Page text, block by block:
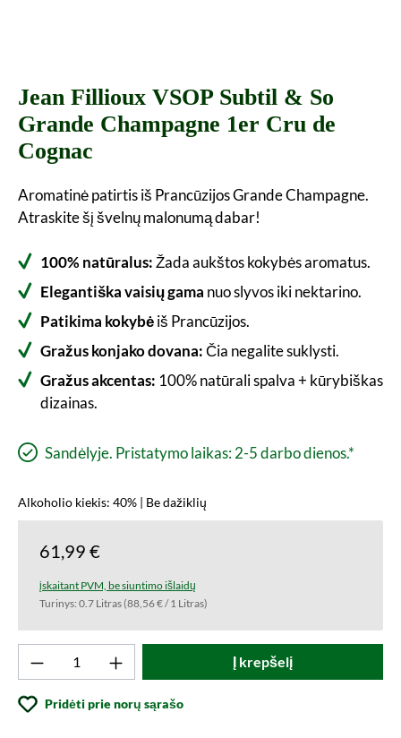
Jean Fillioux VSOP Subtil & So
Grande Champagne 1er Cru de
Cognac
Aromatinė patirtis iš Prancūzijos Grande Champagne.
Atraskite šį švelnų malonumą dabar!
100% natūralus:Žada aukštos kokybės aromatus.
Elegantiška vaisių gama nuo slyvos iki nektarino.
Patikima kokybėiš Prancūzijos.
Gražus konjako dovana:Čia negalite suklysti.
Gražus akcentas: 100% natūrali spalva + kūrybiškas
dizainas.
Sandėlyje. Pristatymo laikas: 2-5 darbo dienos.*
Alkoholio kiekis: 40% | Be dažiklių
61,99 €
įskaitant PVM, be siuntimo išlaidų
Turinys: 0.7 Litras(88,56 € / 1 Litras)
Produkto kiekis: Įveskite norimą vertę
Į krepšelį
Pridėti prie norų sąrašo